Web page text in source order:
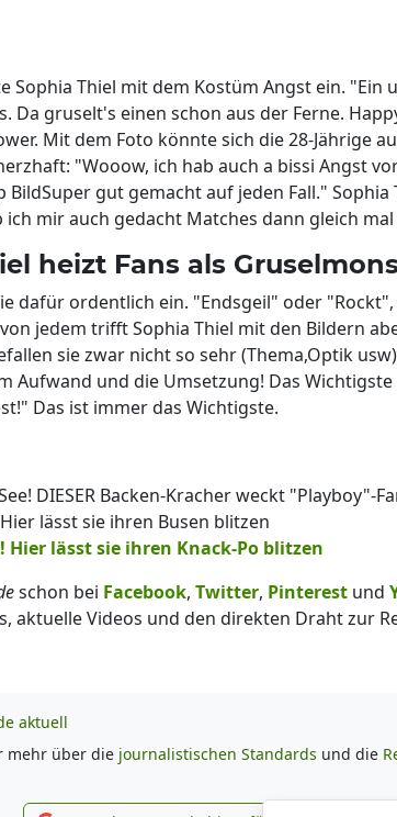
Sophia Thiel mit dem Kostüm Angst ein. "Ein
Da gruselt's einen schon aus der Ferne.
Mit dem Foto könnte sich die 28-Jährige
"Wooow, ich hab auch a bissi Angst
BildSuper gut gemacht auf jeden Fall." Sophia
ich mir auch gedacht Matches dann gleich
heizt Fans als
dafür ordentlich ein. "Endsgeil" oder
jedem trifft Sophia Thiel mit den Bildern
sie zwar nicht so sehr (Thema,Optik
Aufwand und die Umsetzung! Das
Das ist immer das Wichtigste.
DIESER Backen-Kracher weckt "Playboy"-
lässt sie ihren Busen blitzen
Hier lässt sie ihren Knack-Po blitzen
schon bei Facebook, Twitter, Pinterest und
aktuelle Videos und den direkten Draht zur
aktuell
mehr über die journalistischen Standards und die